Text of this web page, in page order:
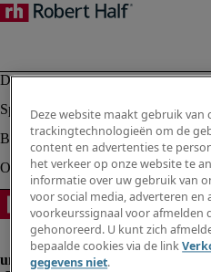
Deze website maakt gebruik van
trackingtechnologieën om de
content en advertenties te
het verkeer op onze website te
informatie over uw gebruik van
voor social media, adverteren en
voorkeurssignaal voor afmelden
gehonoreerd. U kunt zich
bepaalde cookies via de link
gegevens niet.